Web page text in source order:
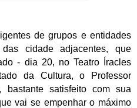
de grupos e entidades
cidade adjacentes, que
- dia 20, no Teatro Íracles
da Cultura, o Professor
bastante satisfeito com sua
vai se empenhar o máximo